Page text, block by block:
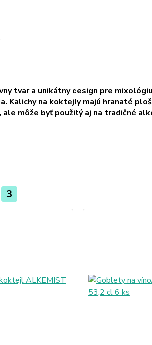
tvar a unikátny design pre
Kalichy na koktejly majú hranaté
ale môže byť použitý aj na tradičné
3